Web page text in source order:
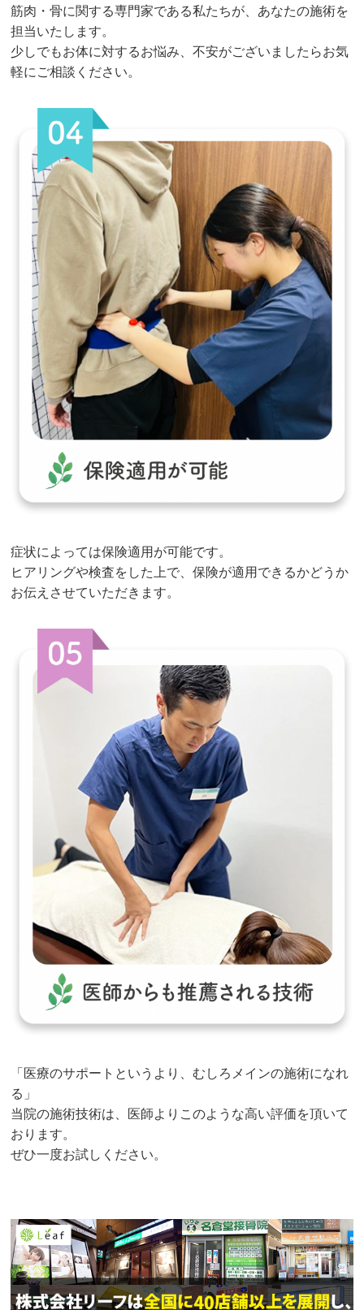
筋肉・骨に関する専門家である私たちが、あなたの施術を
担当いたします。
少しでもお体に対するお悩み、不安がございましたらお気
軽にご相談ください。
症状によっては保険適用が可能です。
ヒアリングや検査をした上で、保険が適用できるかどうか
お伝えさせていただきます。
「医療のサポートというより、むしろメインの施術になれ
る」
当院の施術技術は、医師よりこのような高い評価を頂いて
おります。
ぜひ一度お試しください。